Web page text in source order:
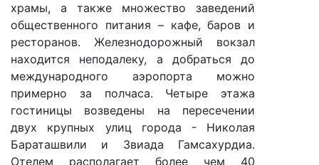
храмы, а также множество заведений
общественного питания – кафе, баров и
ресторанов. Железнодорожный вокзал
находится неподалеку, а добраться до
международного аэропорта можно
примерно за полчаса. Четыре этажа
гостиницы возведены на пересечении
двух крупных улиц города - Николая
Бараташвили и Звиада Гамсахурдиа.
Отелем располагает более чем 40